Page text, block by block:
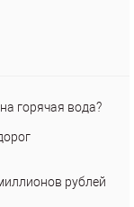
горячая вода?
рублей